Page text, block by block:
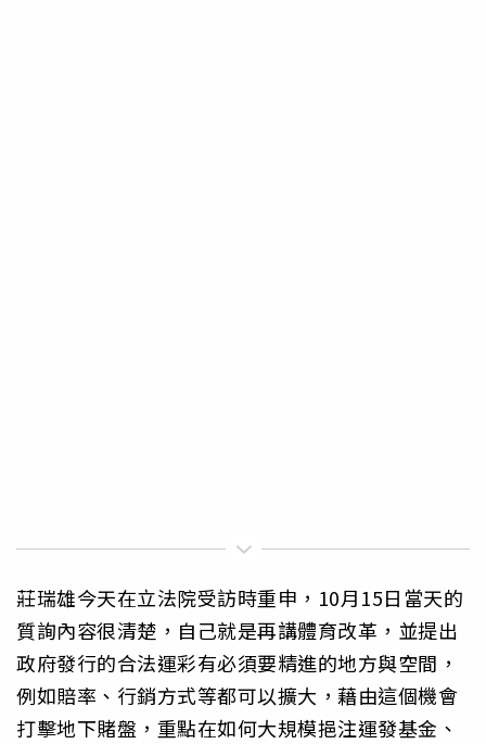
莊瑞雄今天在立法院受訪時重申，10月15日當天的
質詢內容很清楚，自己就是再講體育改革，並提出
政府發行的合法運彩有必須要精進的地方與空間，
例如賠率、行銷方式等都可以擴大，藉由這個機會
打擊地下賭盤，重點在如何大規模挹注運發基金、